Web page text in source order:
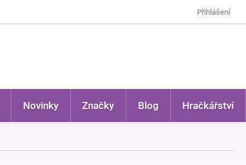
Přihlášení
Novinky Značky Blog Hračkářství